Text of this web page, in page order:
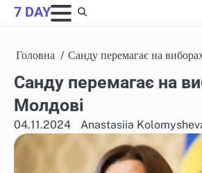
Skip
to
7 DAY
Головна Санду перемагає на
Санду перемагає на
Молдові
04.11.2024 Anastasiia